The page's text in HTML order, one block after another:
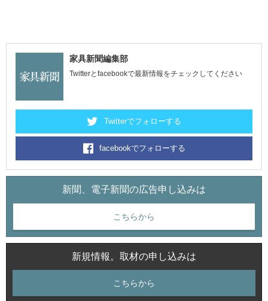
家具新聞編集部
Twitterとfacebookで最新情報をチェックしてください
Twitterでフォローする
facebookでフォローする
新聞、電子新聞の広告申し込みは
こちらから
新規情報。取材の申し込みは
こちらから